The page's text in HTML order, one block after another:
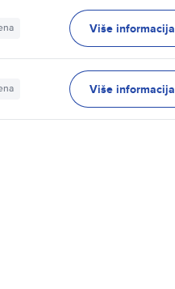
Više informacija
Više informacija